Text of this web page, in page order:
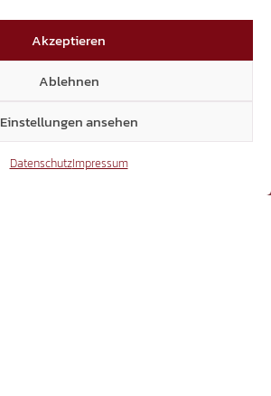
Akzeptieren
Ablehnen
Einstellungen ansehen
DatenschutzImpressum
15.306